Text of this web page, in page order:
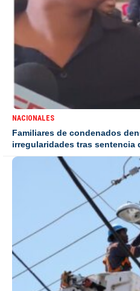
NACIONALES
Familiares de condenados
irregularidades tras sentencia